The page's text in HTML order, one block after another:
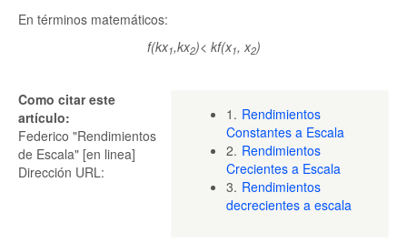
En términos matemáticos:
f(kx1,kx2)< kf(x1, x2)
1. Rendimientos
Constantes a Escala
2. Rendimientos
Crecientes a Escala
3. Rendimientos
decrecientes a escala
Como citar este
artículo:
Federico "Rendimientos
de Escala" [en linea]
Dirección URL: